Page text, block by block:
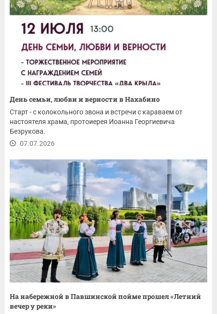
День семьи, любви и верности в Нахабино
Старт - с колокольного звона и встречи с караваем от
настоятеля храма, протоиерея Иоанна Георгиевича
Безрукова.
07.07.2026
На набережной в Павшинской пойме прошел «Летний
вечер у реки»